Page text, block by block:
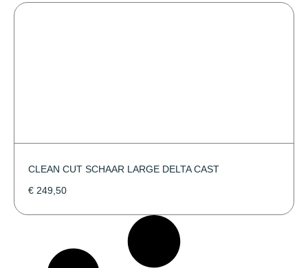
CLEAN CUT SCHAAR LARGE DELTA CAST
€ 249,50